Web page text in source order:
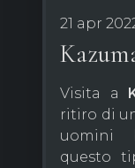
21 apr
Visita a
ritiro di
uomini
questo